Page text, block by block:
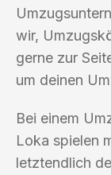
wir,
gerne zur
um deinen
Bei einem
Loka spielen
letztendlich